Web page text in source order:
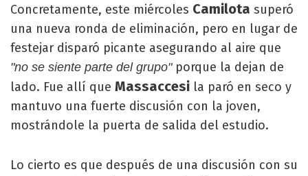
Concretamente, este miércoles Camilota superó
una nueva ronda de eliminación, pero en lugar de
festejar disparó picante asegurando al aire que
"no se siente parte del grupo" porque la dejan de
lado. Fue allí que Massaccesi la paró en seco y
mantuvo una fuerte discusión con la joven,
mostrándole la puerta de salida del estudio.
Lo cierto es que después de una discusión con su